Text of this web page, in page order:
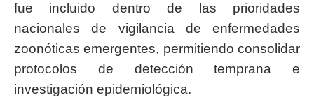
fue incluido dentro de las prioridades
nacionales de vigilancia de enfermedades
zoonóticas emergentes, permitiendo consolidar
protocolos de detección temprana e
investigación epidemiológica.